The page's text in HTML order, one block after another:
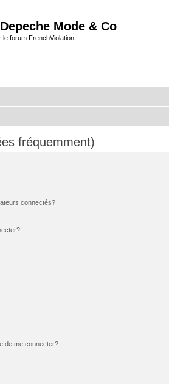
Mode & Co
le forum FrenchViolation
fréquemment)
connectés?
de me connecter?